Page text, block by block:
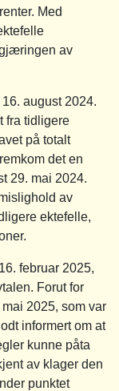
Med
av
august 2024.
fra tidligere
på totalt
det en
29. mai 2024.
av
ektefelle,
februar 2025,
Forut for
2025, som var
informert om at
kunne påta
av klager den
punktet